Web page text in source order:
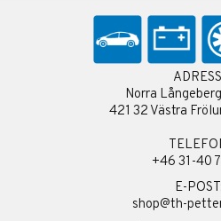
Norra
421 32 Västra
+46 31-40
E-POST:
shop@th-